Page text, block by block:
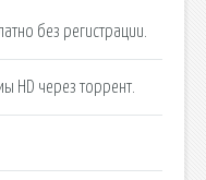
без регистрации.
HD через торрент.